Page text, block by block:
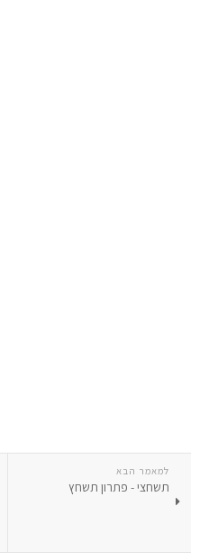
למאמר הבא
תשחצי - פתרון תשחץ